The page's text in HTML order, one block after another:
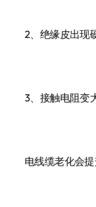
2、绝缘皮出现
3、接触电阻变
电线缆老化会